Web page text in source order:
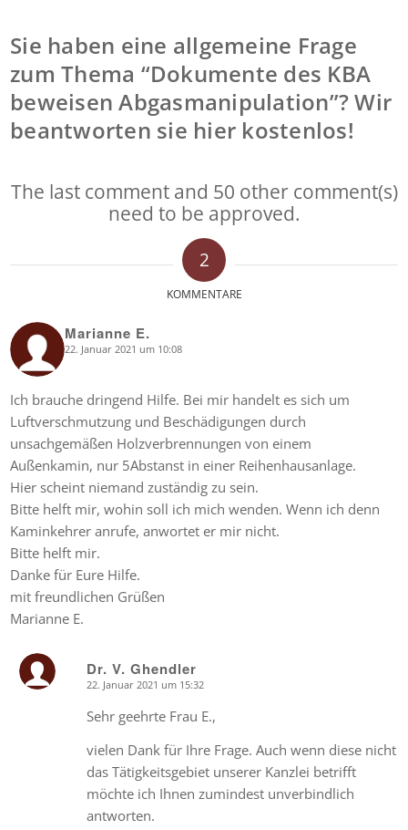
Sie haben eine allgemeine Frage
zum Thema “Dokumente des KBA
beweisen Abgasmanipulation”? Wir
beantworten sie hier kostenlos!
The last comment and 50 other comment(s)
need to be approved.
2
KOMMENTARE
Marianne E.
says: 22. Januar 2021 um 10:08
Ich brauche dringend Hilfe. Bei mir handelt es sich um
Luftverschmutzung und Beschädigungen durch
unsachgemäßen Holzverbrennungen von einem
Außenkamin, nur 5Abstanst in einer Reihenhausanlage.
Hier scheint niemand zuständig zu sein.
Bitte helft mir, wohin soll ich mich wenden. Wenn ich denn
Kaminkehrer anrufe, anwortet er mir nicht.
Bitte helft mir.
Danke für Eure Hilfe.
mit freundlichen Grüßen
Marianne E.
Dr. V. Ghendler
22. Januar 2021 um 15:32
Sehr geehrte Frau E.,
vielen Dank für Ihre Frage. Auch wenn diese nicht
das Tätigkeitsgebiet unserer Kanzlei betrifft
möchte ich Ihnen zumindest unverbindlich
antworten.